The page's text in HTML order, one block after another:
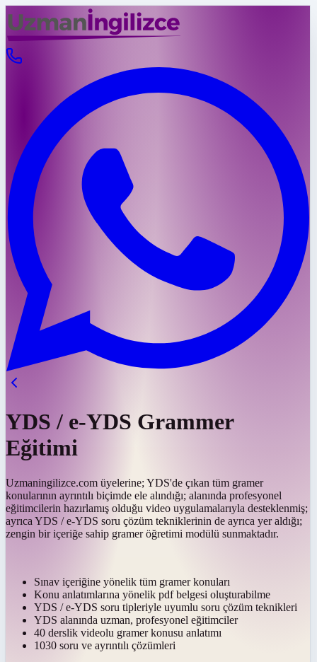
YDS / e-YDS Grammer
Eğitimi
Uzmaningilizce.com üyelerine; YDS'de çıkan tüm gramer
konularının ayrıntılı biçimde ele alındığı; alanında profesyonel
eğitimcilerin hazırlamış olduğu video uygulamalarıyla desteklenmiş;
ayrıca YDS / e-YDS soru çözüm tekniklerinin de ayrıca yer aldığı;
zengin bir içeriğe sahip gramer öğretimi modülü sunmaktadır.
Sınav içeriğine yönelik tüm gramer konuları
Konu anlatımlarına yönelik pdf belgesi oluşturabilme
YDS / e-YDS soru tipleriyle uyumlu soru çözüm teknikleri
YDS alanında uzman, profesyonel eğitimciler
40 derslik videolu gramer konusu anlatımı
1030 soru ve ayrıntılı çözümleri